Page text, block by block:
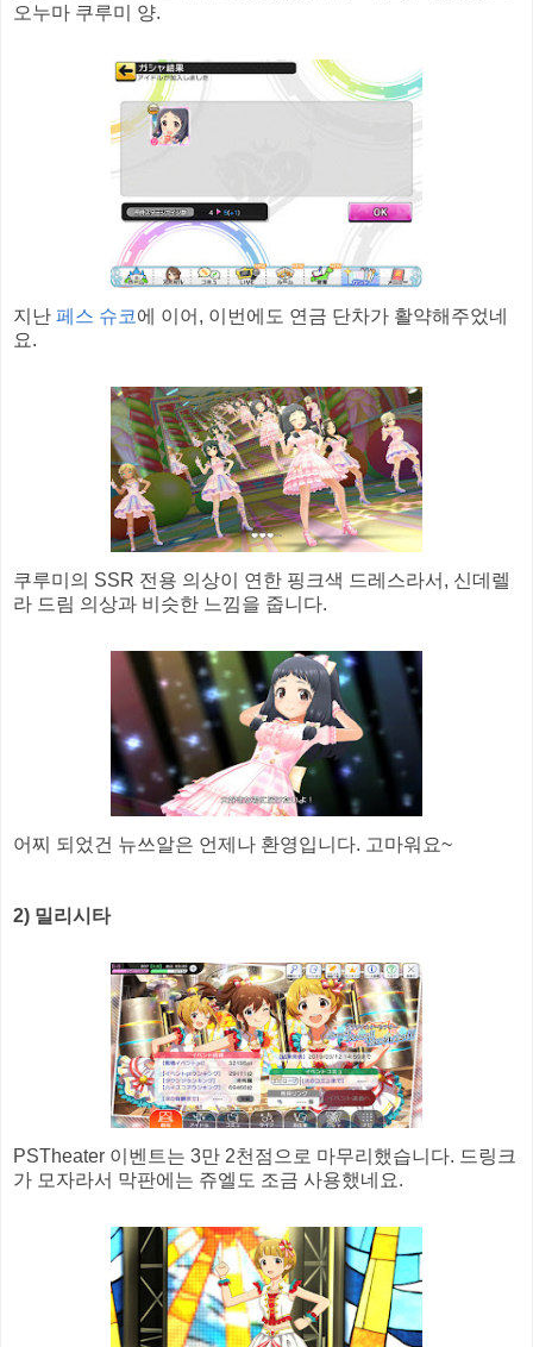
오누마 쿠루미 양.
지난 페스 슈코에 이어, 이번에도 연금 단차가 활약해주었네
요.
쿠루미의 SSR 전용 의상이 연한 핑크색 드레스라서, 신데렐
라 드림 의상과 비슷한 느낌을 줍니다.
어찌 되었건 뉴쓰알은 언제나 환영입니다. 고마워요~
2) 밀리시타
PSTheater 이벤트는 3만 2천점으로 마무리했습니다. 드링크
가 모자라서 막판에는 쥬엘도 조금 사용했네요.